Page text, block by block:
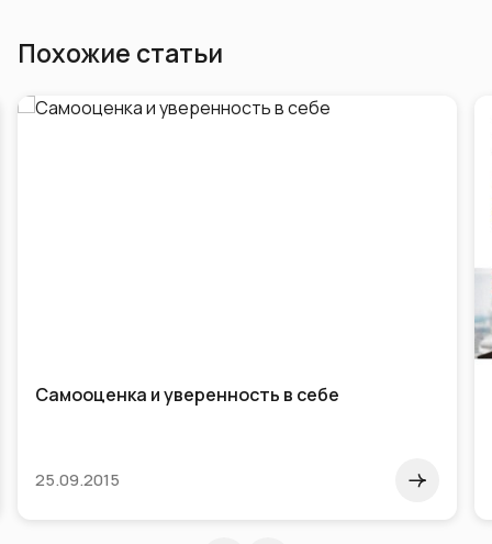
Похожие статьи
Самооценка и уверенность в себе
25.09.2015